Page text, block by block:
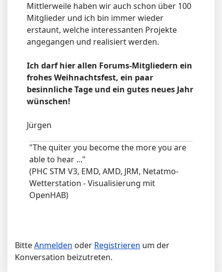
Mittlerweile haben wir auch schon über 100
Mitglieder und ich bin immer wieder
erstaunt, welche interessanten Projekte
angegangen und realisiert werden.
Ich darf hier allen Forums-Mitgliedern ein
frohes Weihnachtsfest, ein paar
besinnliche Tage und ein gutes neues Jahr
wünschen!
Jürgen
"The quiter you become the more you are
able to hear ..."
(PHC STM V3, EMD, AMD, JRM, Netatmo-
Wetterstation - Visualisierung mit
OpenHAB)
BitteAnmelden oder Registrieren um der
Konversation beizutreten.